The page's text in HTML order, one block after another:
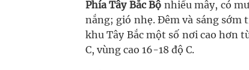
Phía Tây Bắc Bộ nhiều mây, có
nắng; gió nhẹ. Đêm và sáng
khu Tây Bắc một số nơi cao hơn
C, vùng cao 16-18 độ C.